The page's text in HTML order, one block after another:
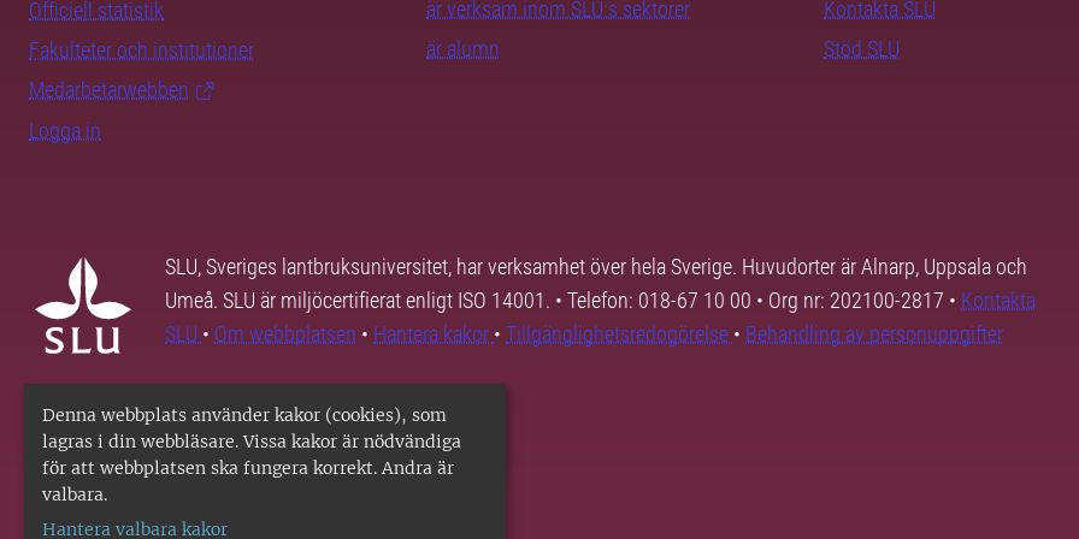
Denna webbplats använder kakor (cookies), som
lagras i din webbläsare. Vissa kakor är nödvändiga
för att webbplatsen ska fungera korrekt. Andra är
valbara.
Hantera valbara kakor
Officiell statistik
Fakulteter och institutioner
Medarbetarwebben
Logga in
är verksam inom SLU:s sektorer
är alumn
Kontakta SLU
Stöd SLU
SLU, Sveriges lantbruksuniversitet, har verksamhet över hela Sverige. Huvudorter är Alnarp, Uppsala och
Umeå. SLU är miljöcertifierat enligt ISO 14001. • Telefon: 018-67 10 00 • Org nr: 202100-2817 • Kontakta
SLU • Om webbplatsen • Hantera kakor • Tillgänglighetsredogörelse • Behandling av personuppgifter